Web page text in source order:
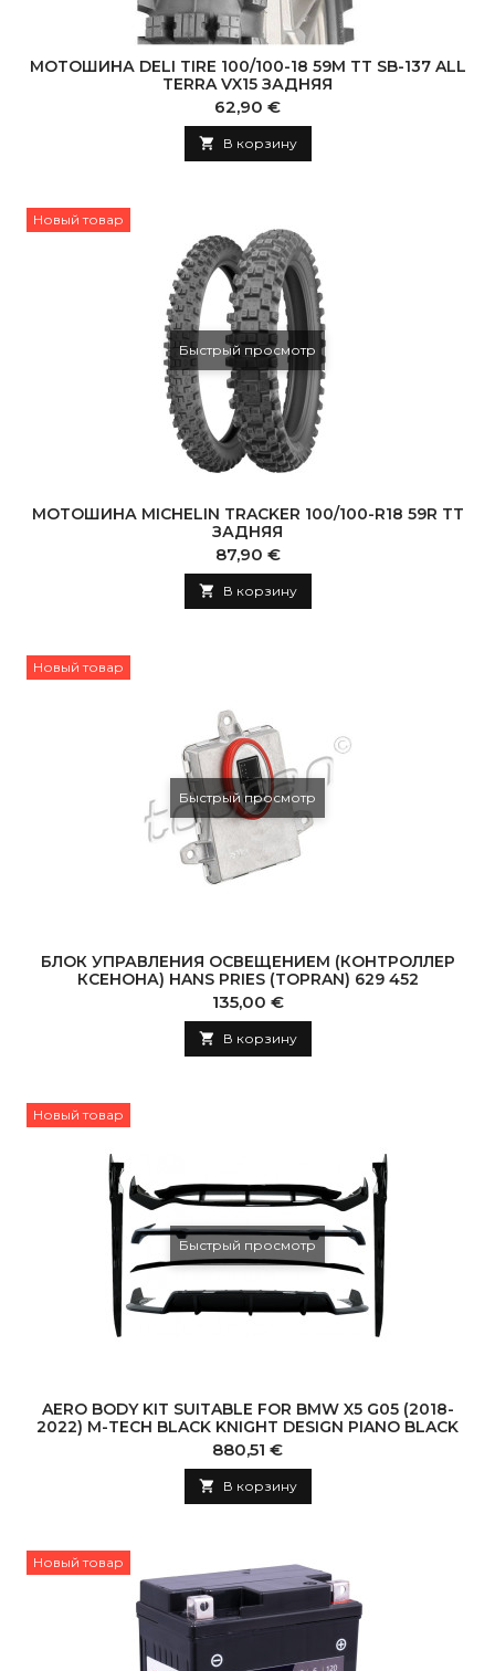
МОТОШИНА DELI TIRE 100/100-18 59M TT SB-137 ALL
TERRA VX15 ЗАДНЯЯ
Цена
62,90 €
 В корзину
Новый товар
Быстрый просмотр
МОТОШИНА MICHELIN TRACKER 100/100-R18 59R TT
ЗАДНЯЯ
Цена
87,90 €
 В корзину
Новый товар
Быстрый просмотр
БЛОК УПРАВЛЕНИЯ ОСВЕЩЕНИЕМ (КОНТРОЛЛЕР
КСЕНОНА) HANS PRIES (TOPRAN) 629 452
Цена
135,00 €
 В корзину
Новый товар
Быстрый просмотр
AERO BODY KIT SUITABLE FOR BMW X5 G05 (2018-
2022) M-TECH BLACK KNIGHT DESIGN PIANO BLACK
Цена
880,51 €
 В корзину
Новый товар